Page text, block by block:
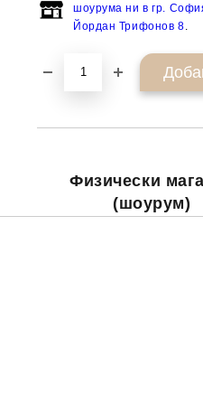
шоурума ни в гр.
Йордан Трифонов 8
Физически
(шоурум)